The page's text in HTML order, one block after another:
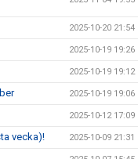
2025-10-20 21:54
2025-10-19 19:26
2025-10-19 19:12
2025-10-19 19:06
2025-10-12 17:09
vecka)! 2025-10-09 21:31